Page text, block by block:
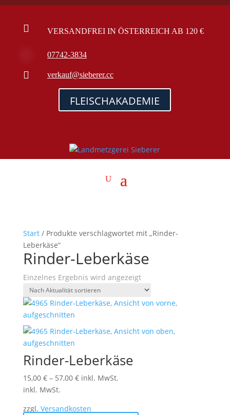
 VERSANDFREI IN ÖSTERREICH AB 120 €
07742-3834
 verkauf@sieberer.cc
FLEISCHAKADEMIE
Start/ Produkte verschlagwortet mit „Rinder-
Leberkäse“
Rinder-Leberkäse
Einzelnes Ergebnis wird angezeigt
Rinder-Leberkäse
15,00 €– 57,00 € inkl. MwSt.
inkl. MwSt.
zzgl. Versandkosten